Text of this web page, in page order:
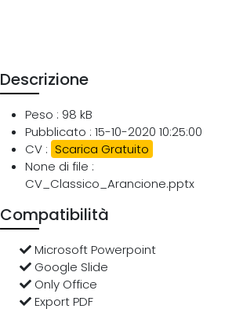
Descrizione
Peso : 98 kB
Pubblicato : 15-10-2020 10:25:00
CV : Scarica Gratuito
None di file :
CV_Classico_Arancione.pptx
Compatibilità
Microsoft Powerpoint
Google Slide
Only Office
Export PDF